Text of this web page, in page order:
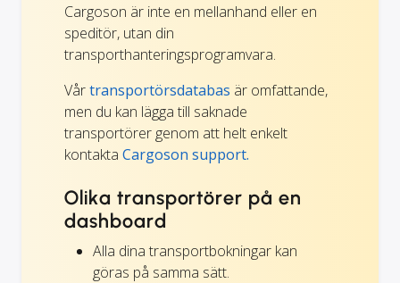
Cargoson är inte en mellanhand eller en
speditör, utan din
transporthanteringsprogramvara.
Vårtransportörsdatabas är omfattande,
men du kan lägga till saknade
transportörer genom att helt enkelt
kontakta Cargoson support.
Olika transportörer på en
dashboard
Alla dina transportbokningar kan
göras på samma sätt.